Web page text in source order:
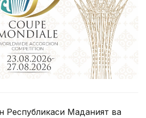
Республикаси Маданият ва